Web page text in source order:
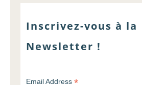
Inscrivez-vous à la
Newsletter !
Email Address